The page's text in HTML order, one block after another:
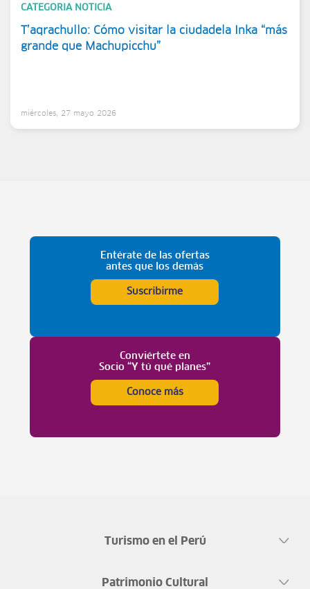
CATEGORIA NOTICIA
T’aqrachullo: Cómo visitar la ciudadela Inka “más
grande que Machupicchu”
miércoles, 27 mayo 2026
Entérate de las ofertas
antes que los demás
Suscribirme
Conviértete en
Socio “Y tú qué planes”
Conoce más
Turismo en el Perú
Patrimonio Cultural